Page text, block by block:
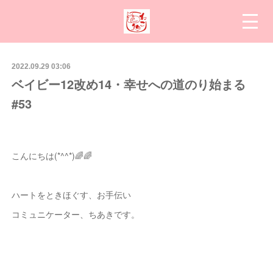
2022.09.29 03:06
ベイビー12改め14・幸せへの道のり始まる
#53
こんにちは(*^^*)🌈🌈
ハートをときほぐす、お手伝い
コミュニケーター、ちあきです。